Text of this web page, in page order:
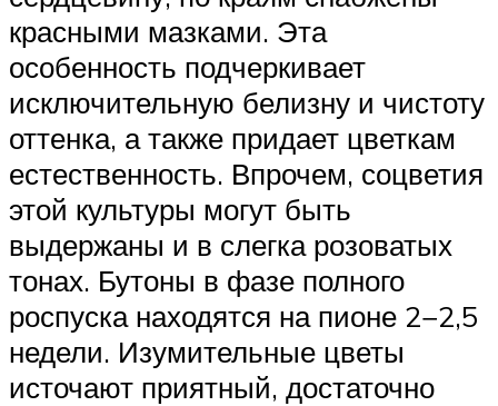
красными мазками. Эта
особенность подчеркивает
исключительную белизну и чистоту
оттенка, а также придает цветкам
естественность. Впрочем, соцветия
этой культуры могут быть
выдержаны и в слегка розоватых
тонах. Бутоны в фазе полного
роспуска находятся на пионе 2−2,5
недели. Изумительные цветы
источают приятный, достаточно